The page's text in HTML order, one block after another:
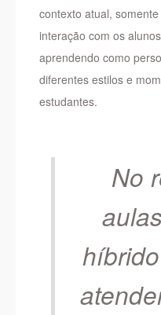
contexto atual,
interação com os
aprendendo como
diferentes estilos e
estudantes.
No